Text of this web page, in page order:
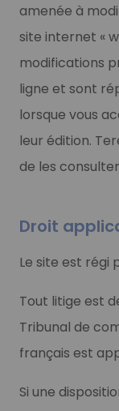
amenée à
site internet «
modifications
ligne et sont
lorsque vous
leur édition.
de les
Droit
Le site est régi
Tout litige est
Tribunal de
français est
Si une